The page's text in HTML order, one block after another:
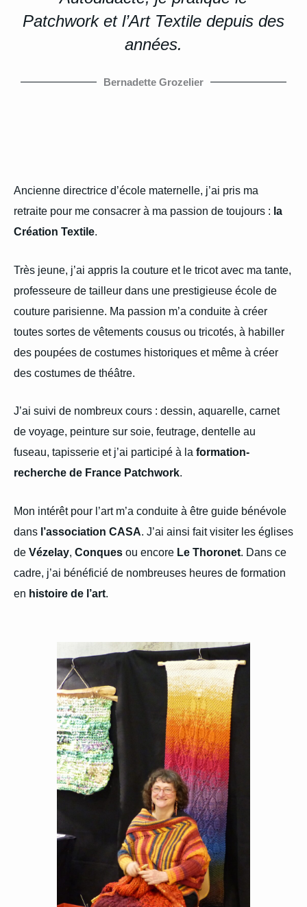
Patchwork et l’Art Textile depuis des
années.
Bernadette Grozelier
Ancienne directrice d’école maternelle, j’ai pris ma
retraite pour me consacrer à ma passion de toujours : la
Création Textile.
Très jeune, j’ai appris la couture et le tricot avec ma tante,
professeure de tailleur dans une prestigieuse école de
couture parisienne. Ma passion m’a conduite à créer
toutes sortes de vêtements cousus ou tricotés, à habiller
des poupées de costumes historiques et même à créer
des costumes de théâtre.
J’ai suivi de nombreux cours : dessin, aquarelle, carnet
de voyage, peinture sur soie, feutrage, dentelle au
fuseau, tapisserie et j’ai participé à la formation-
recherche de France Patchwork.
Mon intérêt pour l’art m’a conduite à être guide bénévole
dans l’association CASA. J’ai ainsi fait visiter les églises
de Vézelay, Conques ou encore Le Thoronet. Dans ce
cadre, j’ai bénéficié de nombreuses heures de formation
en histoire de l’art.